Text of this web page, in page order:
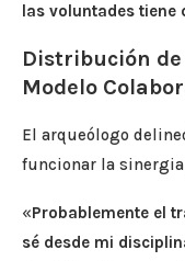
las voluntades tiene
Distribución de
Modelo
El arqueólogo
funcionar la
«Probablemente el
sé desde mi